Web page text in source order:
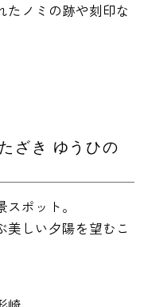
たノミの跡や刻印な
ざき ゆうひの
ポット。
しい夕陽を望むこ